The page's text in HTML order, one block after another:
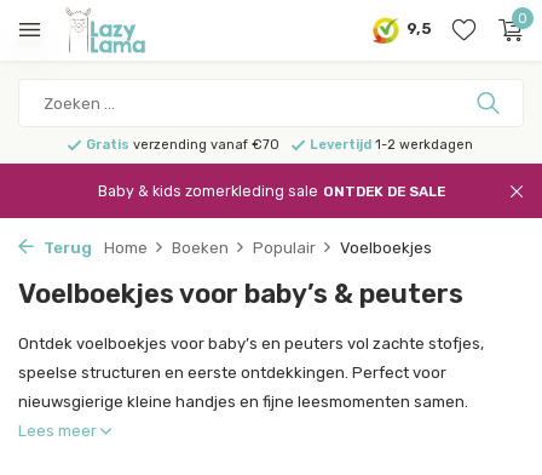
9,5
0
Gratis verzending vanaf €70 Levertijd1-2 werkdagen
Baby & kids zomerkleding sale ONTDEK DE SALE
Terug Home Boeken Populair Voelboekjes
Voelboekjes voor baby’s & peuters
Ontdek voelboekjes voor baby’s en peuters vol zachte stofjes,
speelse structuren en eerste ontdekkingen. Perfect voor
nieuwsgierige kleine handjes en fijne leesmomenten samen.
Lees meer